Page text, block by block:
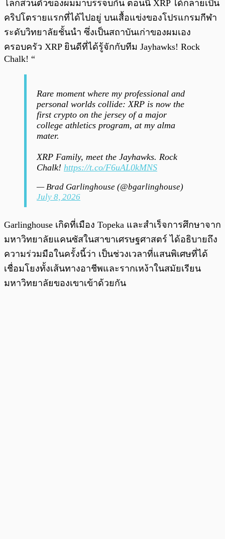
โลกส่วนตัวของผมมาบรรจบกัน ตอนนี้ XRP ได้กลายเป็น
คริปโตรายแรกที่ได้ไปอยู่ บนเสื้อแข่งของโปรแกรมกีฬา
ระดับวิทยาลัยชั้นนำ ซึ่งเป็นสถาบันเก่าของผมเอง
ครอบครัว XRP ยินดีที่ได้รู้จักกับทีม Jayhawks! Rock
Chalk! “
Rare moment where my professional and
personal worlds collide: XRP is now the
first crypto on the jersey of a major
college athletics program, at my alma
mater.
XRP Family, meet the Jayhawks. Rock
Chalk! https://t.co/F6uAL0kMNS
— Brad Garlinghouse (@bgarlinghouse)
July 8, 2026
Garlinghouse เกิดที่เมือง Topeka และสำเร็จการศึกษาจาก
มหาวิทยาลัยแคนซัสในสาขาเศรษฐศาสตร์ ได้อธิบายถึง
ความร่วมมือในครั้งนี้ว่า เป็นช่วงเวลาที่แสนพิเศษที่ได้
เชื่อมโยงทั้งเส้นทางอาชีพและรากเหง้าในสมัยเรียน
มหาวิทยาลัยของเขาเข้าด้วยกัน